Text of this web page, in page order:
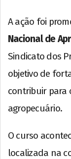
A ação foi
Nacional de
Sindicato dos
objetivo de
contribuir para
agropecuário.
O curso
localizada na